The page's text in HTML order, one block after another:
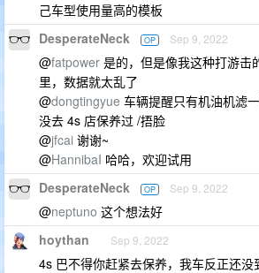
己车型使用量高的模板
DesperateNeck OP Sep 9, 2022
@fatpower 是的，但是像我这种打游击
里，数据就太乱了
@dongtingyue 车辆提醒只有机油机滤
没去 4s 店保养过 /捂脸
@jfcai 谢谢~
@HannibaI 哈哈，欢迎试用
DesperateNeck OP Sep 9, 2022
@neptuno 这个想法好
hoythan Sep 9, 2022
4s 巴不得你赶紧去保养，我车反正还没